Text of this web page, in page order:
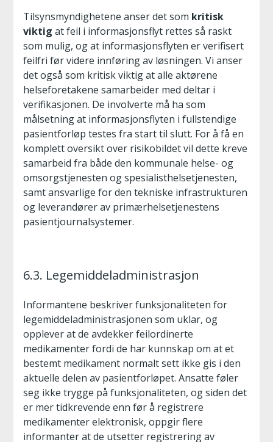
Tilsynsmyndighetene anser det som kritisk
viktig at feil i informasjonsflyt rettes så raskt
som mulig, og at informasjonsflyten er verifisert
feilfri før videre innføring av løsningen. Vi anser
det også som kritisk viktig at alle aktørene
helseforetakene samarbeider med deltar i
verifikasjonen. De involverte må ha som
målsetning at informasjonsflyten i fullstendige
pasientforløp testes fra start til slutt. For å få en
komplett oversikt over risikobildet vil dette kreve
samarbeid fra både den kommunale helse- og
omsorgstjenesten og spesialisthelsetjenesten,
samt ansvarlige for den tekniske infrastrukturen
og leverandører av primærhelsetjenestens
pasientjournalsystemer.
6.3. Legemiddeladministrasjon
Informantene beskriver funksjonaliteten for
legemiddeladministrasjonen som uklar, og
opplever at de avdekker feilordinerte
medikamenter fordi de har kunnskap om at et
bestemt medikament normalt sett ikke gis i den
aktuelle delen av pasientforløpet. Ansatte føler
seg ikke trygge på funksjonaliteten, og siden det
er mer tidkrevende enn før å registrere
medikamenter elektronisk, oppgir flere
informanter at de utsetter registrering av